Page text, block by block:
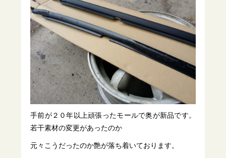
手前が２０年以上頑張ったモールで奥が新品です。
若干素材の変更があったのか
元々こうだったのか艶が落ち着いております。